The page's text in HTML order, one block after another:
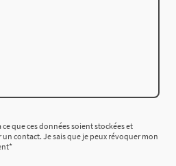
que ces données soient stockées et
contact. Je sais que je peux révoquer mon
*